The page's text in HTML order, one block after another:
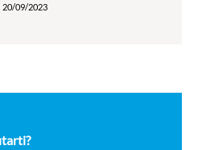
20/09/2023